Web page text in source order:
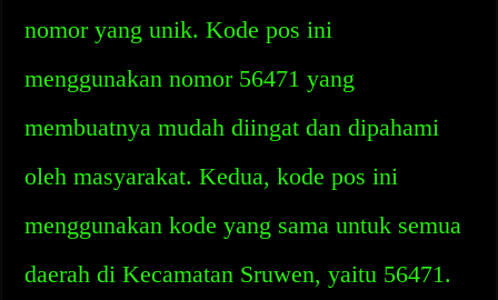
nomor yang unik. Kode pos ini
menggunakan nomor 56471 yang
membuatnya mudah diingat dan dipahami
oleh masyarakat. Kedua, kode pos ini
menggunakan kode yang sama untuk semua
daerah di Kecamatan Sruwen, yaitu 56471.